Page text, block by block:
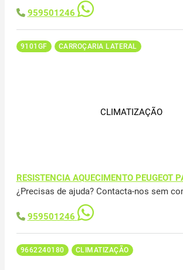
959501246
9101GF CARROÇARIA LATERAL
CLIMATIZAÇÃO
RESISTENCIA AQUECIMENTO PEUGEOT
¿Precisas de ajuda? Contacta-nos sem
959501246
9662240180 CLIMATIZAÇÃO